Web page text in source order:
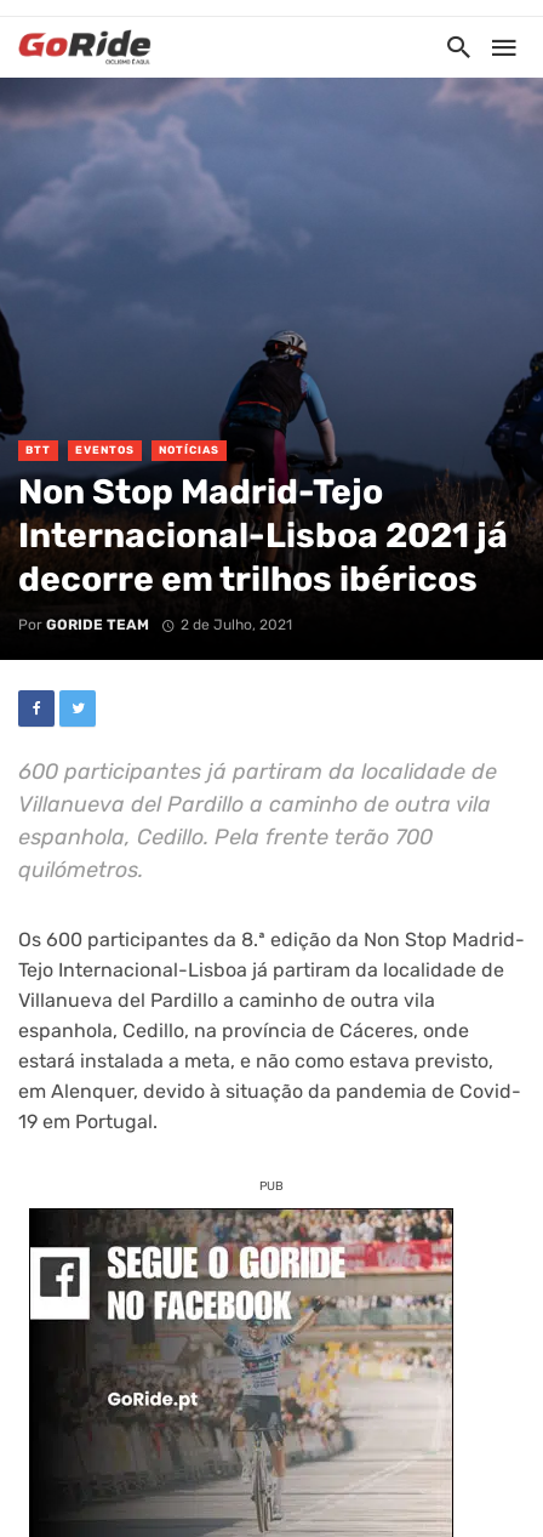
BTT EVENTOS NOTÍCIAS
Non Stop Madrid-Tejo
Internacional-Lisboa 2021 já
decorre em trilhos ibéricos
Por GORIDE TEAM 2 de Julho, 2021
600 participantes já partiram da localidade de
Villanueva del Pardillo a caminho de outra vila
espanhola, Cedillo. Pela frente terão 700
quilómetros.
Os 600 participantes da 8.ª edição da Non Stop Madrid-
Tejo Internacional-Lisboa já partiram da localidade de
Villanueva del Pardillo a caminho de outra vila
espanhola, Cedillo, na província de Cáceres, onde
estará instalada a meta, e não como estava previsto,
em Alenquer, devido à situação da pandemia de Covid-
19 em Portugal.
PUB